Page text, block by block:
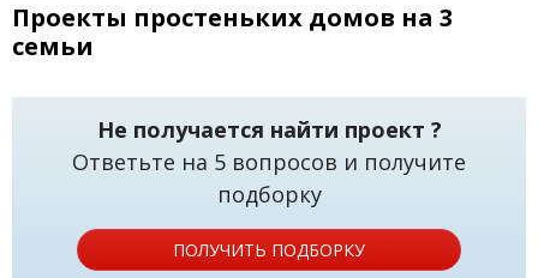
Проекты простеньких домов на 3
семьи
Не получается найти проект ?
Ответьте на 5 вопросов и получите
подборку
ПОЛУЧИТЬ ПОДБОРКУ